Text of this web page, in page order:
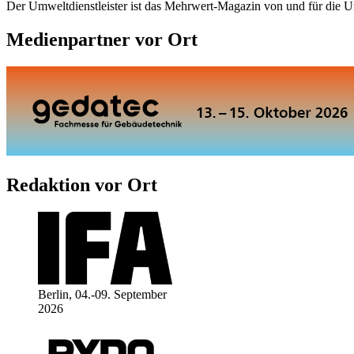
Der Umweltdienstleister ist das Mehrwert-Magazin von und für die
Medienpartner vor Ort
Redaktion vor Ort
Berlin, 04.-09. September
2026